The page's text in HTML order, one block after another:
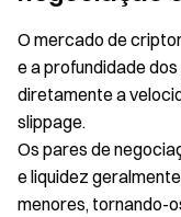
O mercado de
e a profundidade
diretamente a
slippage.
Os pares de
e liquidez
menores, tornando-